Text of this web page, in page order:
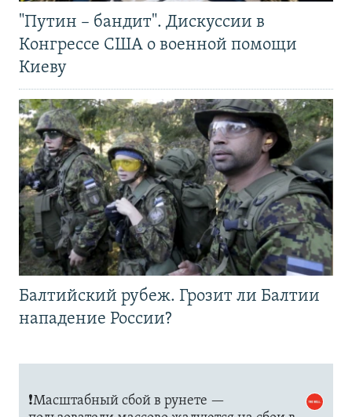
"Путин – бандит". Дискуссии в
Конгрессе США о военной помощи
Киеву
Балтийский рубеж. Грозит ли Балтии
нападение России?